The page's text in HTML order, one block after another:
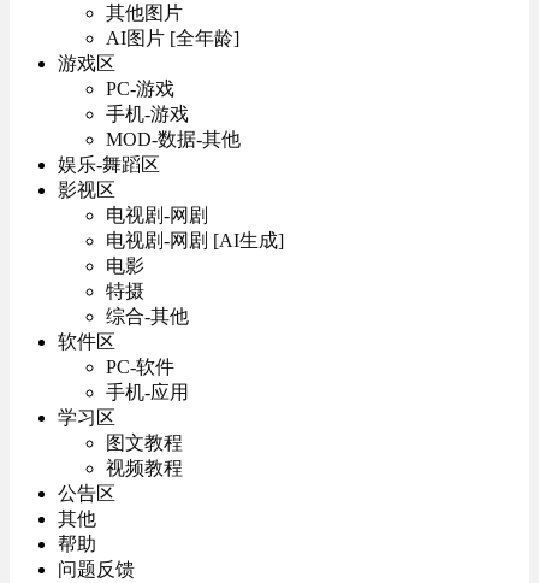
其他图片
AI图片 [全年龄]
游戏区
PC-游戏
手机-游戏
MOD-数据-其他
娱乐-舞蹈区
影视区
电视剧-网剧
电视剧-网剧 [AI生成]
电影
特摄
综合-其他
软件区
PC-软件
手机-应用
学习区
图文教程
视频教程
公告区
其他
帮助
问题反馈